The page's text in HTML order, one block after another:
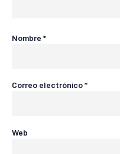
Nombre *
Correo electrónico*
Web